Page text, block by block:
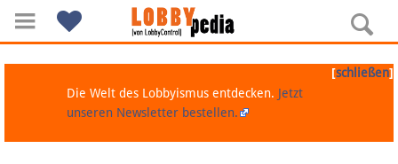
[schließen]
Die Welt des Lobbyismus entdecken. Jetzt
unseren Newsletter bestellen.